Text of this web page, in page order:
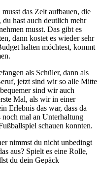
das Zelt aufbauen, die
hast auch deutlich mehr
musst. Das gibt es
dann kostet es wieder sehr
halten möchtest, kommt
als Schüler, dann als
jetzt sind wir so alle Mitte
sind wir auch
Mal, als wir in einer
Erlebnis das war, dass da
mal an Unterhaltung
schauen konnten.
nimmst du nicht unbedingt
aus? Spielt es eine Rolle,
du dein Gepäck